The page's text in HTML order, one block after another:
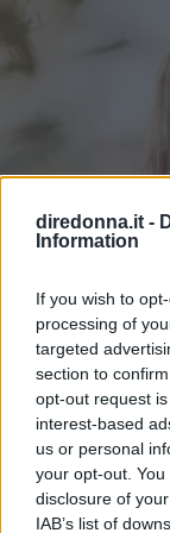
diredonna.it -
Information
If you wish to
processing of
targeted
section to
opt-out request
interest-based
us or personal
your opt-out.
disclosure of
IAB’s list of
ATTUALITÀ